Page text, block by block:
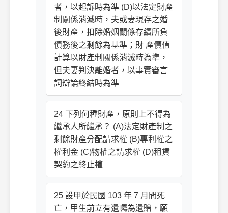
者，以起訴時為準 (D)以法定財產
制關係消滅時，夫或妻現存之婚
後財產，扣除婚姻關係存續所負
債務後之剩餘為基準；財 產價值
計算以財產制關係消滅時為準，
但夫妻判決離婚者，以事實審言
詞辯論終結時為準
24 下列何種財產，原則上不得為
繼承人所繼承？ (A)法定財產制之
剩餘財產分配請求權 (B)專利權之
權利金 (C)物權之請求權 (D)租賃
契約之終止權
25 設甲於民國 103 年 7 月間死
亡，甲生前立有遺囑為遺贈，願